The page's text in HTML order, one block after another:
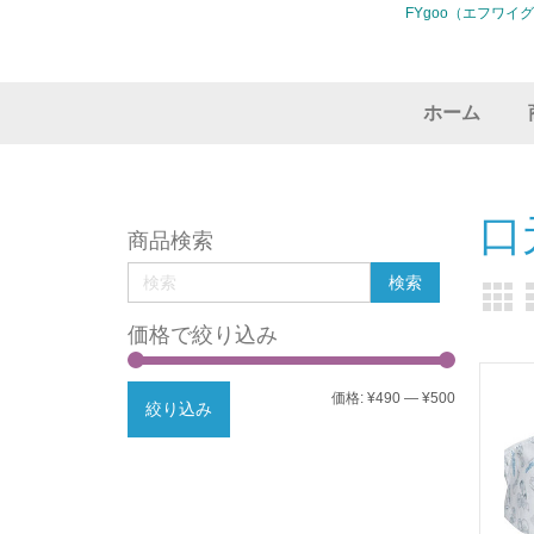
FYgoo（エフワイ
ホーム
商品検索
価格で絞り込み
最
最
絞り込み
価格: ¥490 — ¥500
口